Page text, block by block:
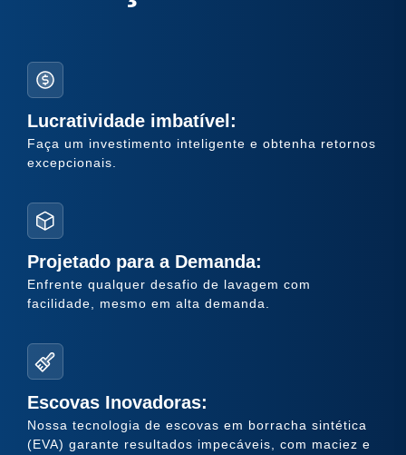
Lucratividade imbatível:
Faça um investimento inteligente e obtenha retornos
excepcionais.
Projetado para a Demanda:
Enfrente qualquer desafio de lavagem com
facilidade, mesmo em alta demanda.
Escovas Inovadoras:
Nossa tecnologia de escovas em borracha sintética
(EVA) garante resultados impecáveis, com maciez e